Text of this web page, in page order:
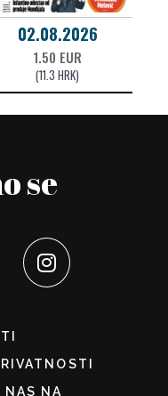
02.08.2026
1.50 EUR
(11.3 HRK)
se
NAS NA